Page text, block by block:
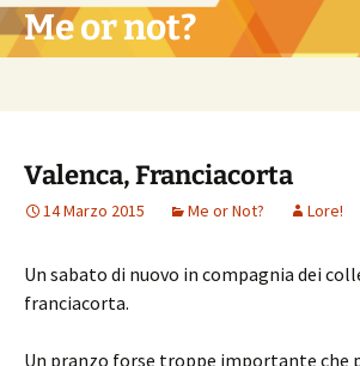
Vai
al Me or not?
Valenca, Franciacorta
14 Marzo 2015 Me or Not? Lore!
Un sabato di nuovo in compagnia dei
franciacorta.
Un pranzo forse troppe importante che